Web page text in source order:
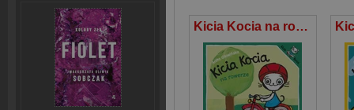
Kicia Kocia na rowerze